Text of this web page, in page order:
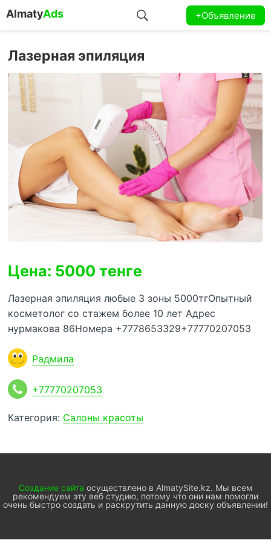
AlmatyAds +Объявление
Лазерная эпиляция
Цена: 5000 тенге
Лазерная эпиляция любые 3 зоны 5000тгОпытный
косметолог со стажем более 10 лет Адрес
нурмакова 86Номера +7778653329+77770207053
Радмила
+77770207053
Категория: Салоны красоты
Создание сайта осуществлено в AlmatySite.kz. Мы всем
рекомендуем эту веб студию, потому что они нам помогли
очень быстро создать и раскрутить данную доску объявлении!